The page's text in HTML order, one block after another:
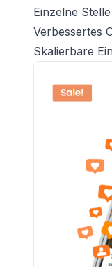
Einzelne
Verbessertes
Skalierbare